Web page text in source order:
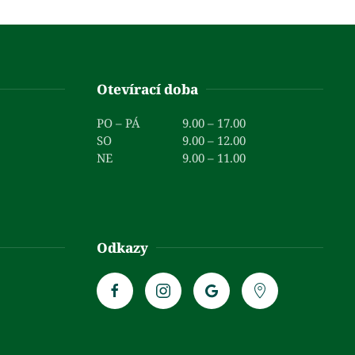
Otevírací doba
PO – PÁ
9.00 – 17.00
SO
9.00 – 12.00
NE
9.00 – 11.00
Odkazy